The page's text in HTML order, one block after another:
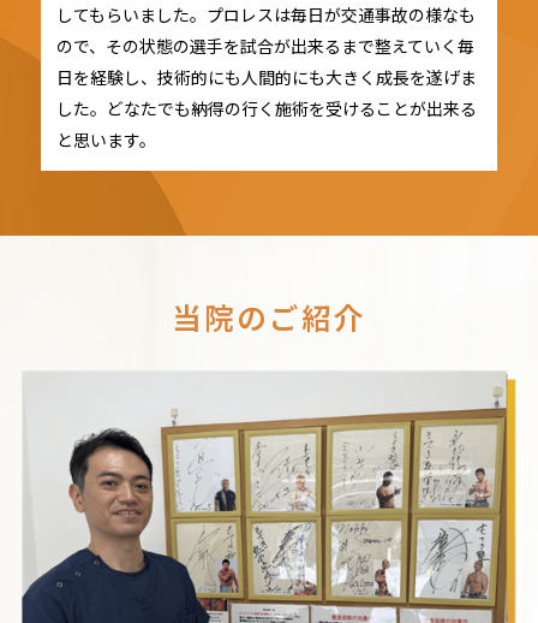
してもらいました。プロレスは毎日が交通事故の様なも
ので、その状態の選手を試合が出来るまで整えていく毎
日を経験し、技術的にも人間的にも大きく成長を遂げま
した。どなたでも納得の行く施術を受けることが出来る
と思います。
当院のご紹介